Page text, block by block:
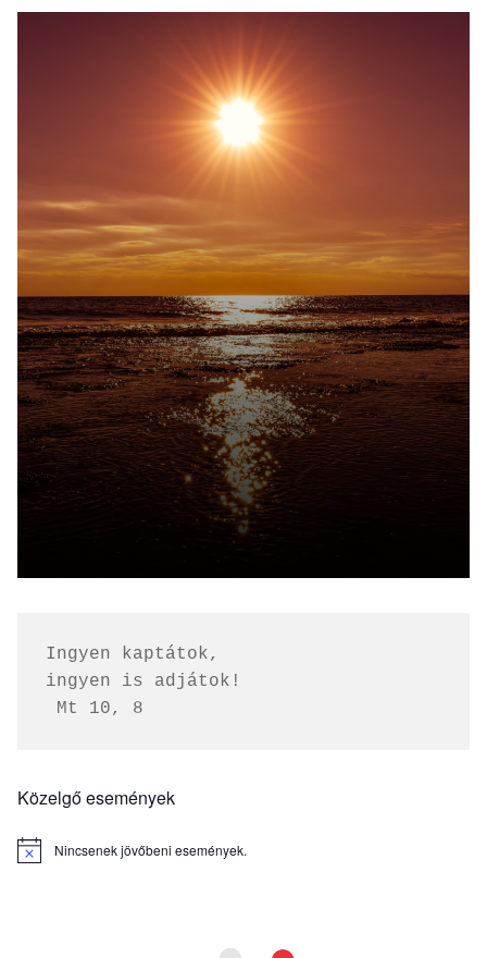
Ingyen kaptátok,
ingyen is adjátok!
Mt 10, 8
Közelgő események
Notice Nincsenek jövőbeni események.